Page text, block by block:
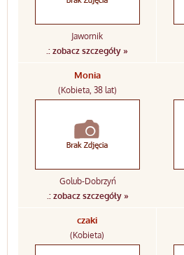
Jawornik
.: zobacz szczegóły »
Monia
(Kobieta, 38 lat)
Golub-Dobrzyń
.: zobacz szczegóły »
czaki
(Kobieta)